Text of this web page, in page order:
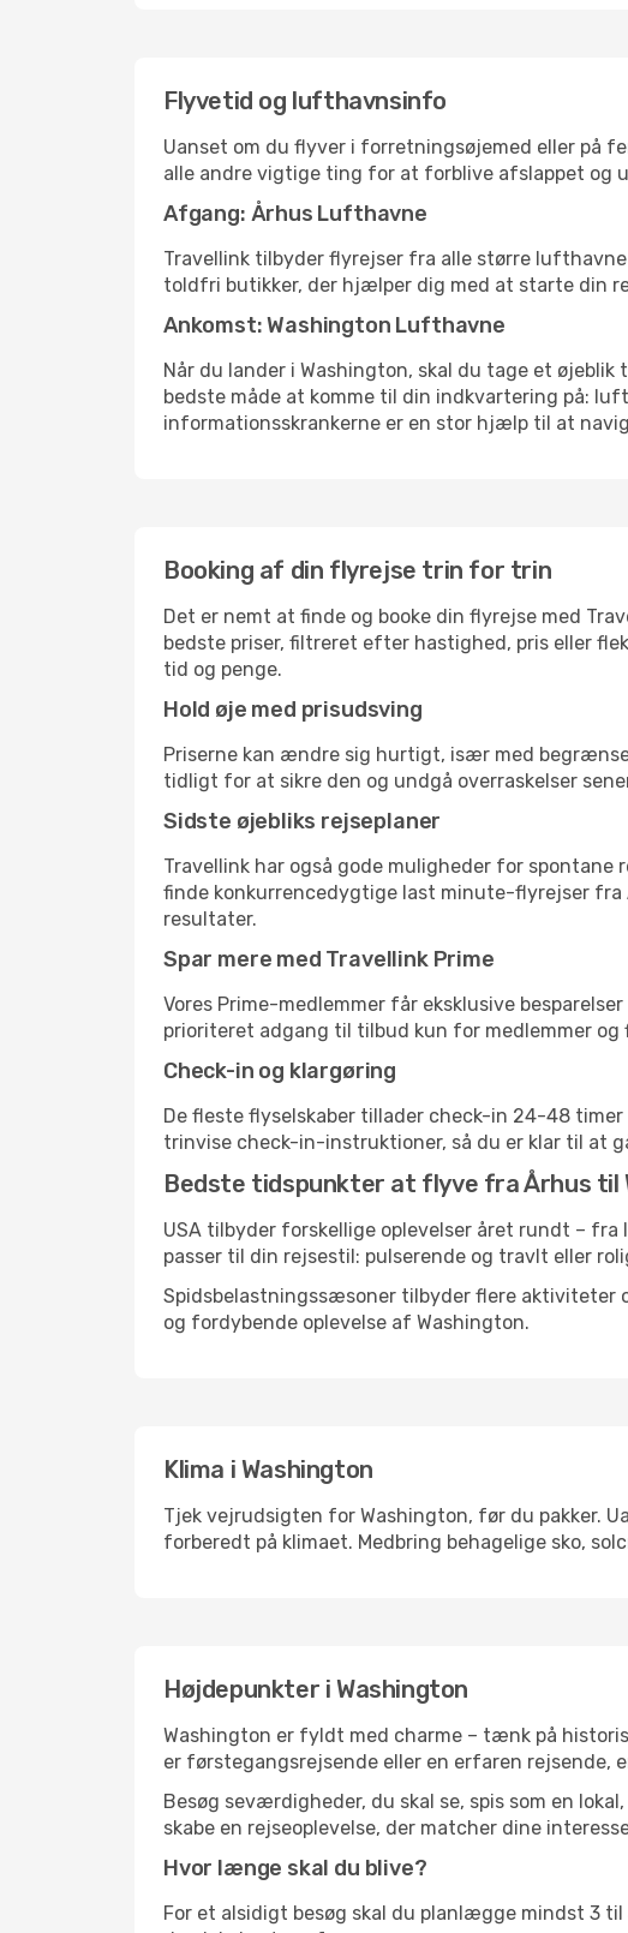
Flyvetid og lufthavnsinfo
Uanset om du flyver i forretningsøjemed eller på
alle andre vigtige ting for at forblive afslappet og
Afgang: Århus Lufthavne
Travellink tilbyder flyrejser fra alle større
toldfri butikker, der hjælper dig med at starte din
Ankomst: Washington Lufthavne
Når du lander i Washington, skal du tage et
bedste måde at komme til din indkvartering på:
informationsskrankerne er en stor hjælp til at
Booking af din flyrejse trin for trin
Det er nemt at finde og booke din flyrejse med
bedste priser, filtreret efter hastighed, pris eller
tid og penge.
Hold øje med prisudsving
Priserne kan ændre sig hurtigt, især med
tidligt for at sikre den og undgå overraskelser
Sidste øjebliks rejseplaner
Travellink har også gode muligheder for
finde konkurrencedygtige last minute-flyrejser
resultater.
Spar mere med Travellink Prime
Vores Prime-medlemmer får eksklusive
prioriteret adgang til tilbud kun for medlemmer og
Check-in og klargøring
De fleste flyselskaber tillader check-in 24-48
trinvise check-in-instruktioner, så du er klar til at
Bedste tidspunkter at flyve fra Århus til
USA tilbyder forskellige oplevelser året rundt –
passer til din rejsestil: pulserende og travlt eller
Spidsbelastningssæsoner tilbyder flere aktiviteter
og fordybende oplevelse af Washington.
Klima i Washington
Tjek vejrudsigten for Washington, før du pakker.
forberedt på klimaet. Medbring behagelige sko,
Højdepunkter i Washington
Washington er fyldt med charme – tænk på
er førstegangsrejsende eller en erfaren rejsende,
Besøg seværdigheder, du skal se, spis som en
skabe en rejseoplevelse, der matcher dine
Hvor længe skal du blive?
For et alsidigt besøg skal du planlægge mindst 3